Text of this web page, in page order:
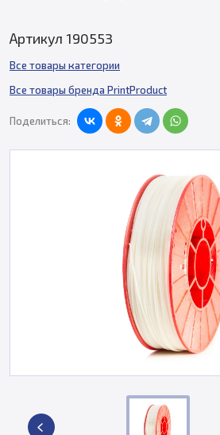
Артикул 190553
Все товары категории
Все товары бренда PrintProduct
Поделиться: